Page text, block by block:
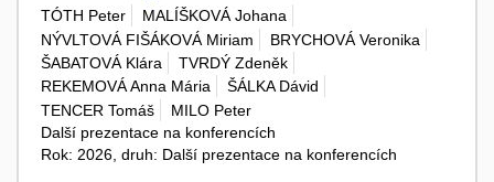
TÓTH Peter
MALÍŠKOVÁ Johana
NÝVLTOVÁ FIŠÁKOVÁ Miriam
BRYCHOVÁ Veronika
ŠABATOVÁ Klára
TVRDÝ Zdeněk
REKEMOVÁ Anna Mária
ŠÁLKA Dávid
TENCER Tomáš
MILO Peter
Další prezentace na konferencích
Rok: 2026, druh: Další prezentace na konferencích